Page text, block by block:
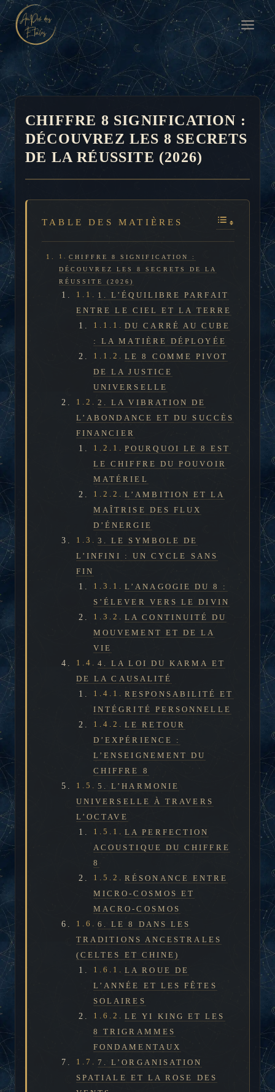
Aller
au
contenu
CHIFFRE 8 SIGNIFICATION :
DÉCOUVREZ LES 8 SECRETS
DE LA RÉUSSITE (2026)
TABLE DES MATIÈRES
CHIFFRE 8 SIGNIFICATION :
DÉCOUVREZ LES 8 SECRETS DE LA
RÉUSSITE (2026)
1. L’ÉQUILIBRE PARFAIT
ENTRE LE CIEL ET LA TERRE
DU CARRÉ AU CUBE
: LA MATIÈRE DÉPLOYÉE
LE 8 COMME PIVOT
DE LA JUSTICE
UNIVERSELLE
2. LA VIBRATION DE
L’ABONDANCE ET DU SUCCÈS
FINANCIER
POURQUOI LE 8 EST
LE CHIFFRE DU POUVOIR
MATÉRIEL
L’AMBITION ET LA
MAÎTRISE DES FLUX
D’ÉNERGIE
3. LE SYMBOLE DE
L’INFINI : UN CYCLE SANS
FIN
L’ANAGOGIE DU 8 :
S’ÉLEVER VERS LE DIVIN
LA CONTINUITÉ DU
MOUVEMENT ET DE LA
VIE
4. LA LOI DU KARMA ET
DE LA CAUSALITÉ
RESPONSABILITÉ ET
INTÉGRITÉ PERSONNELLE
LE RETOUR
D’EXPÉRIENCE :
L’ENSEIGNEMENT DU
CHIFFRE 8
5. L’HARMONIE
UNIVERSELLE À TRAVERS
L’OCTAVE
LA PERFECTION
ACOUSTIQUE DU CHIFFRE
8
RÉSONANCE ENTRE
MICRO-COSMOS ET
MACRO-COSMOS
6. LE 8 DANS LES
TRADITIONS ANCESTRALES
(CELTES ET CHINE)
LA ROUE DE
L’ANNÉE ET LES FÊTES
SOLAIRES
LE YI KING ET LES
8 TRIGRAMMES
FONDAMENTAUX
7. L’ORGANISATION
SPATIALE ET LA ROSE DES